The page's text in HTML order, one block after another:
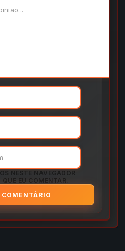
NESTE NAVEGADOR
EU COMENTAR.